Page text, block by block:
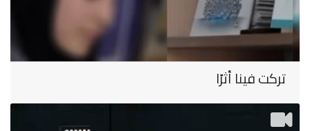
تركت فينا أثرًا